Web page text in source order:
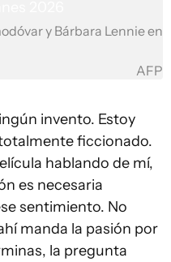
y Bárbara Lennie en
AFP
invento. Estoy
ficcionado.
hablando de mí,
es necesaria
sentimiento. No
manda la pasión por
la pregunta